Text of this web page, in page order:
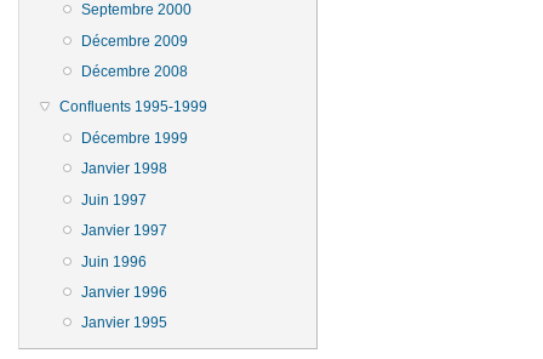
Septembre 2000
Décembre 2009
Décembre 2008
Confluents 1995-1999
Décembre 1999
Janvier 1998
Juin 1997
Janvier 1997
Juin 1996
Janvier 1996
Janvier 1995